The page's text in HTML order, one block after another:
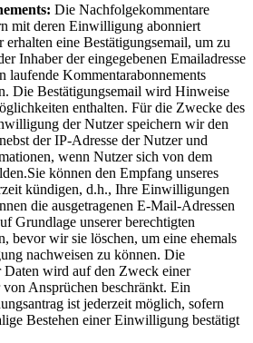
Die Nachfolgekommentare
mit deren Einwilligung abonniert
eine Bestätigungsemail, um zu
Inhaber der eingegebenen Emailadresse
laufende Kommentarabonnements
Die Bestätigungsemail wird Hinweise
enthalten. Für die Zwecke des
der Nutzer speichern wir den
der IP-Adresse der Nutzer und
wenn Nutzer sich von dem
können den Empfang unseres
kündigen, d.h., Ihre Einwilligungen
die ausgetragenen E-Mail-Adressen
Grundlage unserer berechtigten
bevor wir sie löschen, um eine ehemals
nachweisen zu können. Die
Daten wird auf den Zweck einer
Ansprüchen beschränkt. Ein
ist jederzeit möglich, sofern
Bestehen einer Einwilligung bestätigt